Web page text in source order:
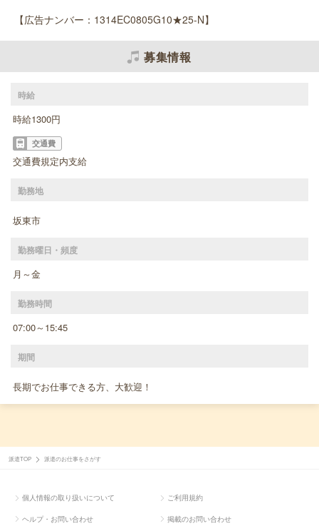
【広告ナンバー：1314EC0805G10★25-N】
募集情報
時給
時給1300円
交通費
交通費規定内支給
勤務地
坂東市
勤務曜日・頻度
月～金
勤務時間
07:00～15:45
期間
長期でお仕事できる方、大歓迎！
派遣TOP 派遣のお仕事をさがす
個人情報の取り扱いについて ご利用規約
ヘルプ・お問い合わせ 掲載のお問い合わせ